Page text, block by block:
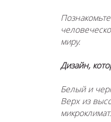
миру.
Дизайн,
Белый и
Верх из
микроклимат.